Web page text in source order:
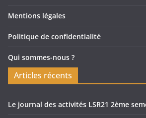
Mentions légales
Politique de confidentialité
Qui sommes-nous ?
Articles récents
Le journal des activités LSR21 2ème